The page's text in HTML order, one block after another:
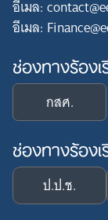
อีเมล:
อีเมล:
ช่องทางร้อง
กสศ.
ช่องทางร้อง
ป.ป.ช.